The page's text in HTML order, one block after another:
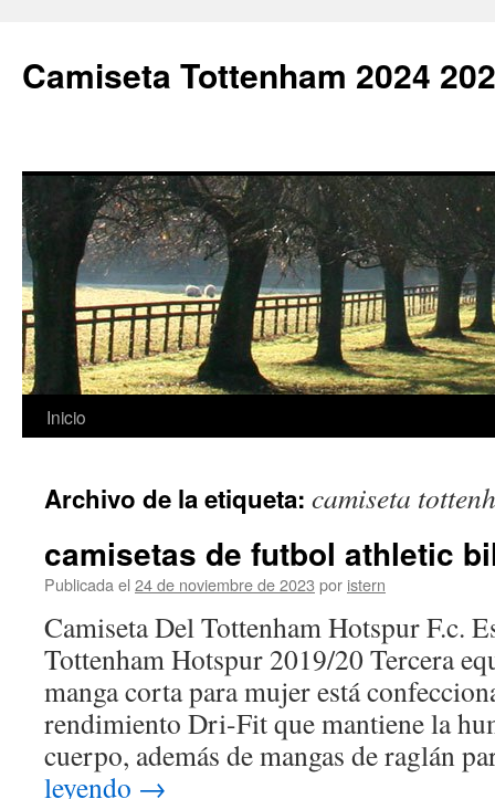
Camiseta Tottenham 2024
Saltar
contenido
Inicio
Archivo de la etiqueta: camiseta
camisetas de futbol athletic
Publicada el 24 de noviembre de 2023 por istern
Camiseta Del Tottenham Hotspur F.c.
Tottenham Hotspur 2019/20 Tercera
manga corta para mujer está
rendimiento Dri-Fit que mantiene la
cuerpo, además de mangas de raglán
leyendo →